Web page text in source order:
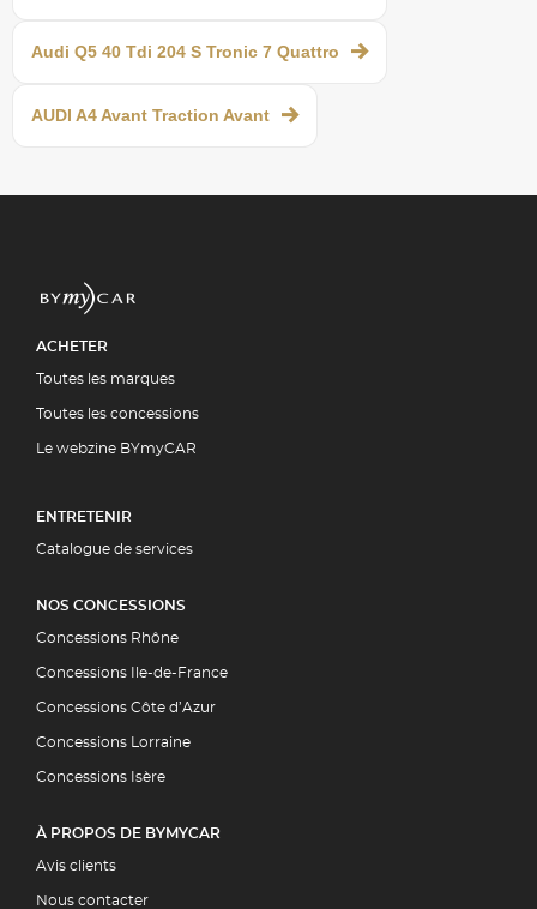
Audi Q5 40 Tdi 204 S Tronic 7 Quattro
AUDI A4 Avant Traction Avant
ACHETER
Toutes les marques
Toutes les concessions
Le webzine BYmyCAR
ENTRETENIR
Catalogue de services
NOS CONCESSIONS
Concessions Rhône
Concessions Ile-de-France
Concessions Côte d’Azur
Concessions Lorraine
Concessions Isère
À PROPOS DE BYMYCAR
Avis clients
Nous contacter